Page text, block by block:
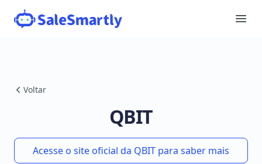
Voltar
QBIT
Acesse o site oficial da QBIT para saber mais